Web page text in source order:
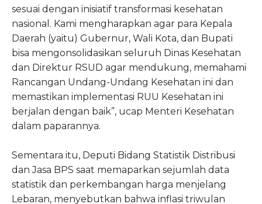
sesuai dengan inisiatif transformasi kesehatan
nasional. Kami mengharapkan agar para Kepala
Daerah (yaitu) Gubernur, Wali Kota, dan Bupati
bisa mengonsolidasikan seluruh Dinas Kesehatan
dan Direktur RSUD agar mendukung, memahami
Rancangan Undang-Undang Kesehatan ini dan
memastikan implementasi RUU Kesehatan ini
berjalan dengan baik”, ucap Menteri Kesehatan
dalam paparannya.
Sementara itu, Deputi Bidang Statistik Distribusi
dan Jasa BPS saat memaparkan sejumlah data
statistik dan perkembangan harga menjelang
Lebaran, menyebutkan bahwa inflasi triwulan